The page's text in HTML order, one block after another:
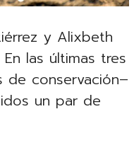
y Alixbeth
las últimas tres
de
un par de